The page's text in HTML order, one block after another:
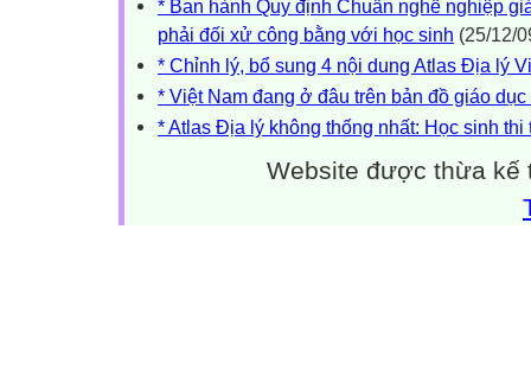
* Ban hành Quy định Chuẩn nghề nghiệp
phải đối xử công bằng với học sinh (25/12/
* Chỉnh lý, bổ sung 4 nội dung Atlas Địa lý
* Việt Nam đang ở đâu trên bản đồ giáo
* Atlas Địa lý không thống nhất: Học sinh thi
Website được thừa